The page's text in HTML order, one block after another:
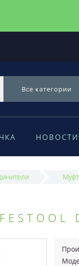
Все категории
НОВОСТИ